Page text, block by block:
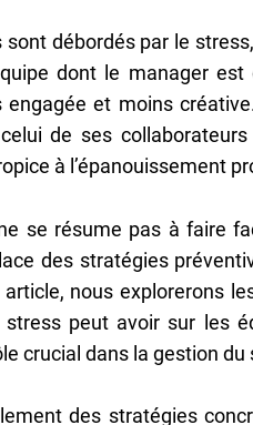
sont débordés par le
dont le manager
et moins
de ses
à l’épanouissement
se résume pas à faire
des stratégies
nous explorerons
peut avoir sur les
crucial dans la gestion du
des stratégies